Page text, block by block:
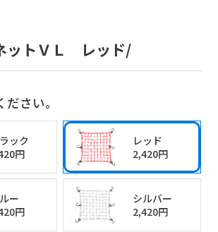
トV L/ブラック
ック
円
レッド
2,420円
ー
円
シルバー
2,420円
ットＶＬ レッド/
さい。
ック
円
レッド
2,420円
ー
円
シルバー
2,420円